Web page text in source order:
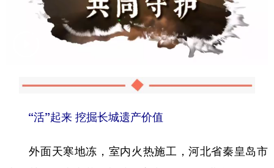
“活”起来 挖掘长城遗产价值
外面天寒地冻，室内火热施工，河北省秦皇岛市